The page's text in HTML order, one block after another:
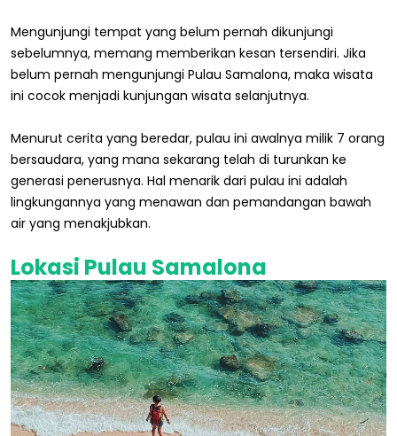
Mengunjungi tempat yang belum pernah dikunjungi
sebelumnya, memang memberikan kesan tersendiri. Jika
belum pernah mengunjungi Pulau Samalona, maka wisata
ini cocok menjadi kunjungan wisata selanjutnya.
Menurut cerita yang beredar, pulau ini awalnya milik 7 orang
bersaudara, yang mana sekarang telah di turunkan ke
generasi penerusnya. Hal menarik dari pulau ini adalah
lingkungannya yang menawan dan pemandangan bawah
air yang menakjubkan.
Lokasi Pulau Samalona